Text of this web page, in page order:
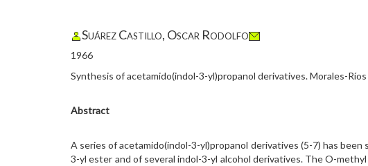
Suárez Castillo, Oscar Rodolfo
1966
Synthesis of acetamido(indol-3-yl)propanol derivatives. Morales-
Abstract
A series of acetamido(indol-3-yl)propanol derivatives (5-7) has
3-yl ester and of several indol-3-yl alcohol derivatives. The O-